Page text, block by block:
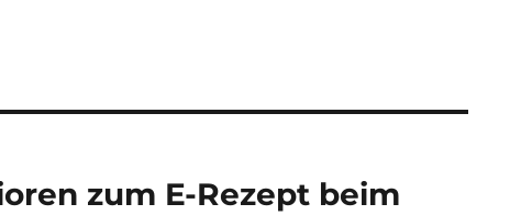
zum E-Rezept beim